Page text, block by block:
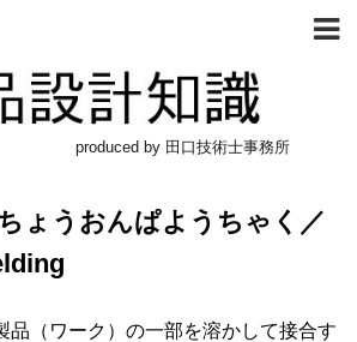
by 田口技術士事務所
ょうおんぱようちゃく／
品（ワーク）の一部を溶かして接合す